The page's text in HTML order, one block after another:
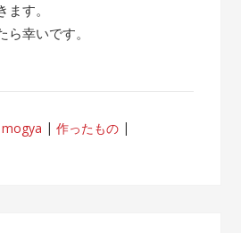
す。
幸いです。
mogya
作ったもの